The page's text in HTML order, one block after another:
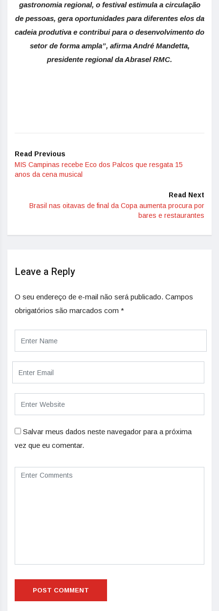
gastronomia regional, o festival estimula a circulação
de pessoas, gera oportunidades para diferentes elos da
cadeia produtiva e contribui para o desenvolvimento do
setor de forma ampla”, afirma André Mandetta,
presidente regional da Abrasel RMC.
Read Previous
MIS Campinas recebe Eco dos Palcos que resgata 15
anos da cena musical
Read Next
Brasil nas oitavas de final da Copa aumenta procura por
bares e restaurantes
Leave a Reply
O seu endereço de e-mail não será publicado. Campos
obrigatórios são marcados com *
Salvar meus dados neste navegador para a próxima
vez que eu comentar.